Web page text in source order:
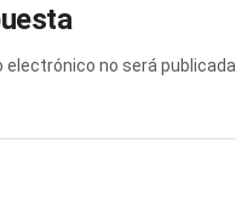
electrónico no será publicada.